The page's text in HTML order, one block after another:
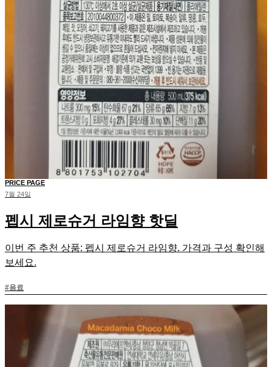
PRICE PAGE
7월 24일
펩시 제로슈거 라임향 핫딜
이번 주 추천 상품: 펩시 제로슈거 라임향. 가격과 구성 확인해
보세요.
#음료